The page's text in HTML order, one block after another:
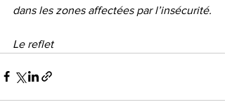
dans les zones affectées par l’insécurité.
Le reflet